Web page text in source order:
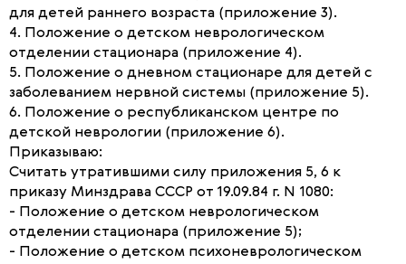
для детей раннего возраста (приложение 3).
4. Положение о детском неврологическом
отделении стационара (приложение 4).
5. Положение о дневном стационаре для детей с
заболеванием нервной системы (приложение 5).
6. Положение о республиканском центре по
детской неврологии (приложение 6).
Приказываю:
Считать утратившими силу приложения 5, 6 к
приказу Минздрава СССР от 19.09.84 г. N 1080:
- Положение о детском неврологическом
отделении стационара (приложение 5);
- Положение о детском психоневрологическом